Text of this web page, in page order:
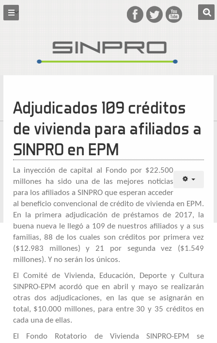
Adjudicados 109 créditos
de vivienda para afiliados a
SINPRO en EPM
La inyección de capital al Fondo por $22.500
millones ha sido una de las mejores noticias
para los afiliados a SINPRO que esperan acceder
al beneficio convencional de crédito de vivienda en EPM.
En la primera adjudicación de préstamos de 2017, la
buena nueva le llegó a 109 de nuestros afiliados y a sus
familias, 88 de los cuales son créditos por primera vez
($12.983 millones) y 21 por segunda vez ($1.549
millones). Y no serán los únicos.
El Comité de Vivienda, Educación, Deporte y Cultura
SINPRO-EPM acordó que en abril y mayo se realizarán
otras dos adjudicaciones, en las que se asignarán en
total, $10.000 millones, para entre 30 y 35 créditos en
cada una de ellas.
El Fondo Rotatorio de Vivienda SINPRO-EPM se